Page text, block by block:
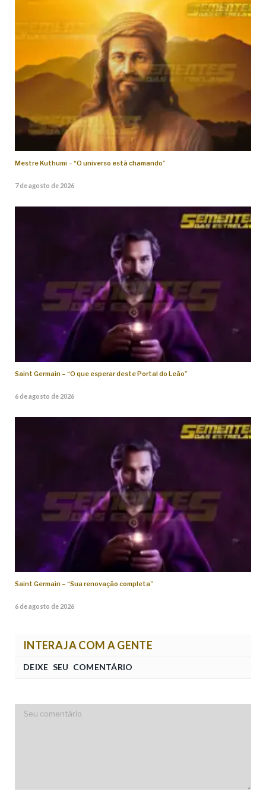
Mestre Kuthumi – “O universo está chamando”
7 de agosto de 2026
Saint Germain – “O que esperar deste Portal do Leão”
6 de agosto de 2026
Saint Germain – “Sua renovação completa”
6 de agosto de 2026
INTERAJA COM A GENTE
DEIXE SEU COMENTÁRIO